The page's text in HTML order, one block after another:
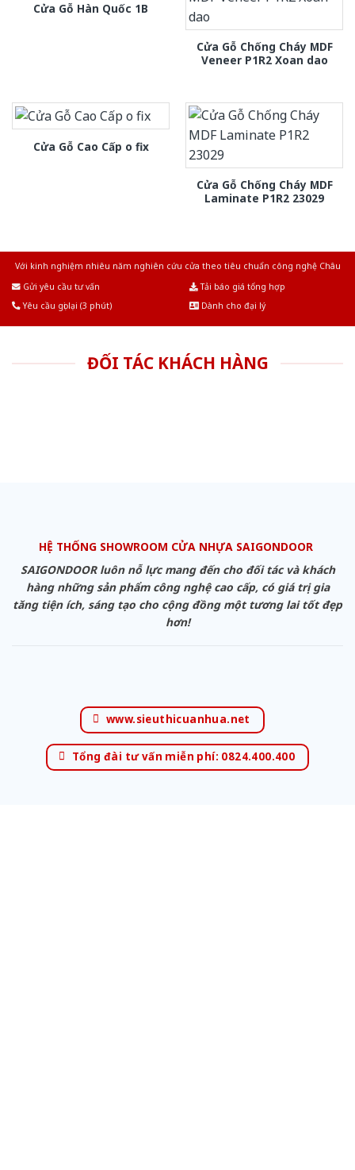
Cửa Gỗ Hàn Quốc 1B
Cửa Gỗ Chống Cháy MDF
Veneer P1R2 Xoan dao
Cửa Gỗ Cao Cấp o fix
Cửa Gỗ Chống Cháy MDF
Laminate P1R2 23029
Với kinh nghiệm nhiêu năm nghiên cứu cửa theo tiêu chuẩn công nghệ Châu
Gửi yêu cầu tư vấn
Tải báo giá tổng hợp
Yêu cầu gọi lại (3 phút)
Dành cho đại lý
ĐỐI TÁC KHÁCH HÀNG
HỆ THỐNG SHOWROOM CỬA NHỰA SAIGONDOOR
SAIGONDOOR luôn nỗ lực mang đến cho đối tác và khách
hàng những sản phẩm công nghệ cao cấp, có giá trị gia
tăng tiện ích, sáng tạo cho cộng đồng một tương lai tốt đẹp
hơn!
www.sieuthicuanhua.net
Tổng đài tư vấn miễn phí: 0824.400.400